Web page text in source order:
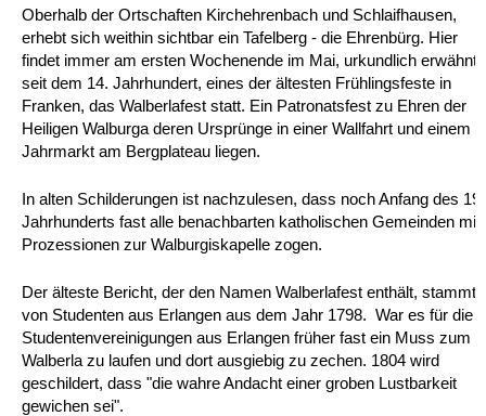
Oberhalb der Ortschaften Kirchehrenbach und Schlaifhausen,
erhebt sich weithin sichtbar ein Tafelberg - die Ehrenbürg. Hier
findet immer am ersten Wochenende im Mai, urkundlich erwähnt
seit dem 14. Jahrhundert, eines der ältesten Frühlingsfeste in
Franken, das Walberlafest statt. Ein Patronatsfest zu Ehren der
Heiligen Walburga deren Ursprünge in einer Wallfahrt und einem
Jahrmarkt am Bergplateau liegen.
In alten Schilderungen ist nachzulesen, dass noch Anfang des 19.
Jahrhunderts fast alle benachbarten katholischen Gemeinden mit
Prozessionen zur Walburgiskapelle zogen.
Der älteste Bericht, der den Namen Walberlafest enthält, stammt
von Studenten aus Erlangen aus dem Jahr 1798. War es für die
Studentenvereinigungen aus Erlangen früher fast ein Muss zum
Walberla zu laufen und dort ausgiebig zu zechen. 1804 wird
geschildert, dass "die wahre Andacht einer groben Lustbarkeit
gewichen sei".